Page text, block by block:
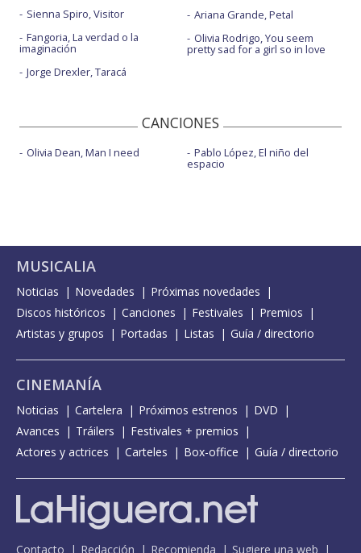
Sienna Spiro, Visitor
Fangoria, La verdad o la
imaginación
Jorge Drexler, Taracá
Ariana Grande, Petal
Olivia Rodrigo, You seem
pretty sad for a girl so in love
CANCIONES
Olivia Dean, Man I need Pablo López, El niño del
espacio
MUSICALIA
Noticias Novedades
Próximas novedades
Discos históricos
Canciones Festivales
Premios
Artistas y grupos
Portadas Listas Guía / directorio
CINEMANÍA
Noticias Cartelera Próximos estrenos
DVD
Avances
Tráilers
Festivales + premios
Actores y actrices
Carteles Box-office Guía / directorio
Contacto Redacción Recomienda Sugiere una web